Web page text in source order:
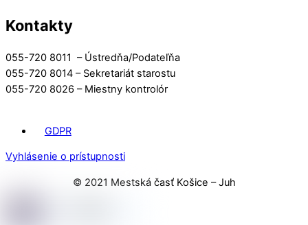
Kontakty
055-720 8011 – Ústredňa/Podateľňa
055-720 8014 – Sekretariát starostu
055-720 8026 – Miestny kontrolór
GDPR
Vyhlásenie o prístupnosti
© 2021 Mestská časť Košice – Juh